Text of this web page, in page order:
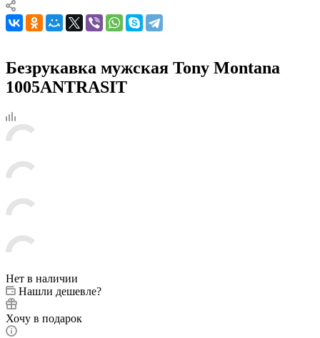
Безрукавка мужская Tony Montana
1005ANTRASIT
Нет в наличии
Нашли дешевле?
Хочу в подарок